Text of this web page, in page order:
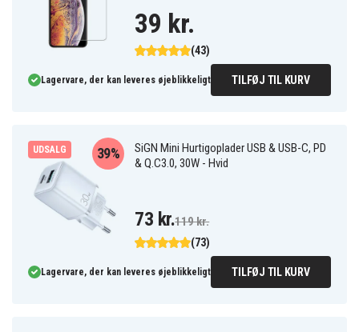
(43)
39 kr.
Lagervare, der kan leveres øjeblikkeligt TILFØJ TIL KURV
UDSALG
SiGN Mini Hurtigoplader USB & USB-C, PD
& Q.C3.0, 30W - Hvid
(73)
39%
73 kr.119 kr.
Lagervare, der kan leveres øjeblikkeligt TILFØJ TIL KURV